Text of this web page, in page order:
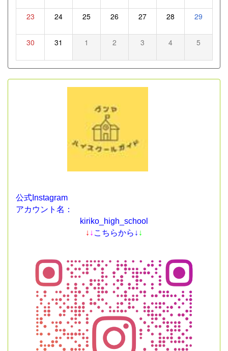
23 24 25 26 27 28 29
30 31 1 2 3 4 5
公式Instagram
アカウント名：
kiriko_high_school
↓ ↓ こちらから↓ ↓